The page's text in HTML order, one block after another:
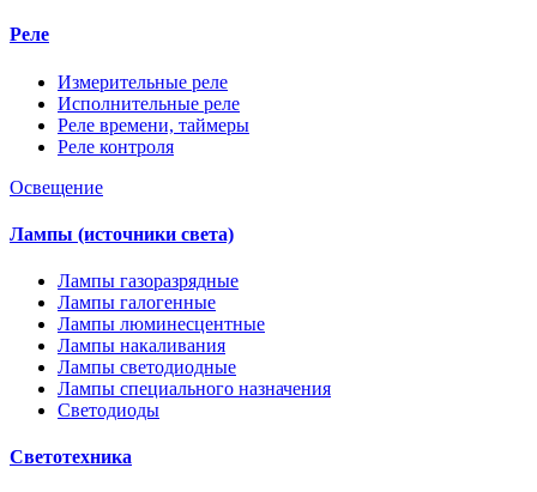
Реле
Измерительные реле
Исполнительные реле
Реле времени, таймеры
Реле контроля
Освещение
Лампы (источники света)
Лампы газоразрядные
Лампы галогенные
Лампы люминесцентные
Лампы накаливания
Лампы светодиодные
Лампы специального назначения
Светодиоды
Светотехника